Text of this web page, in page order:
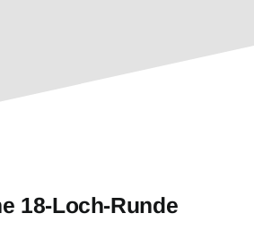
18-Loch-Runde